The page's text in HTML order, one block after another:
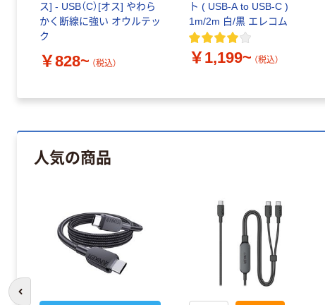
ス] - USB（C）[オス] やわら
かく断線に強い オウルテッ
ク
￥828~ （税込）
ト ( USB-A to USB-C )
1m/2m 白/黒 エレコム
￥1,199~ （税込）
人気の商品
前のスライドへ